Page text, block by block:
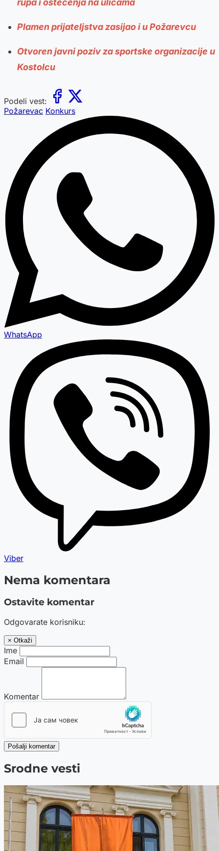
Plamen prijateljstva zasijao i u Požarevcu
Otvoren javni poziv za sportske organizacije u
Kostolcu
Podeli vest:
Požarevac Konkurs
WhatsApp
Viber
Nema komentara
Ostavite komentar
Odgovarate korisniku:
× Otkaži
Ime
Email
Komentar
Pošalji komentar
Srodne vesti